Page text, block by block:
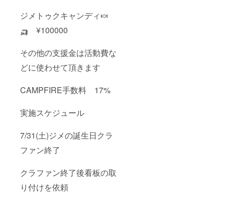
ジメトゥクキャンディ🍬
🛺 ¥100000
その他の支援金は活動費な
どに使わせて頂きます
CAMPFIRE手数料 17%
実施スケジュール
7/31(土)ジメの誕生日クラ
ファン終了
クラファン終了後看板の取
り付けを依頼